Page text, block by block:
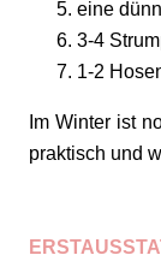
eine
3-4
1-2
Im Winter ist
praktisch und